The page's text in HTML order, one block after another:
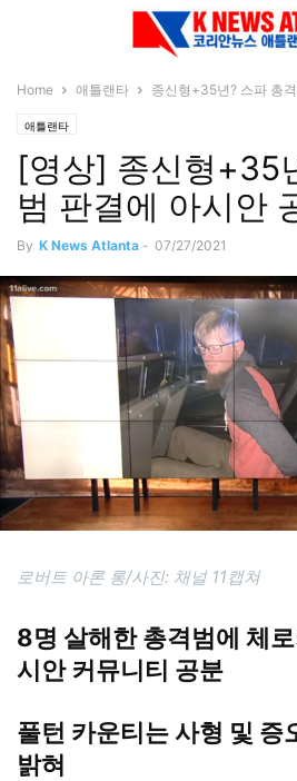
Home 애틀랜타 종신형+35년? 스파 총
애틀랜타
[영상] 종신형+35
범 판결에 아시안
By K News Atlanta - 07/27/2021
로버트 아론 롱/사진: 채널 11캡쳐
8명 살해한 총격범에 체
시안 커뮤니티 공분
풀턴 카운티는 사형 및 증
밝혀